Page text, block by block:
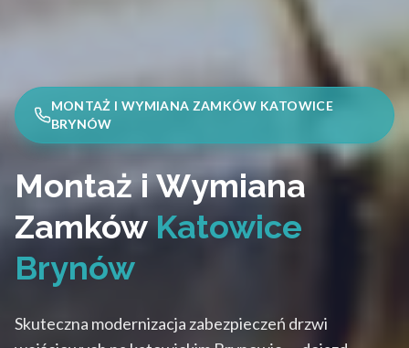
MONTAŻ I WYMIANA ZAMKÓW KATOWICE
BRYNÓW
Montaż i Wymiana
ZamkówKatowice
Brynów
Skuteczna modernizacja zabezpieczeń drzwi